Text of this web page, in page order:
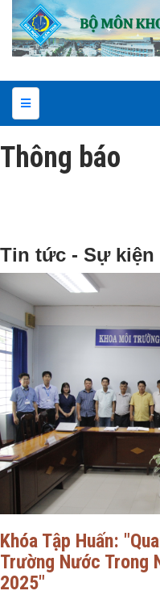
Thông báo
Tin tức - Sự kiện
Khóa Tập Huấn:
Trường Nước Trong
2025"